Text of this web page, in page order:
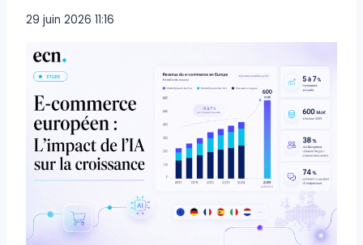
29 juin 2026 11:16